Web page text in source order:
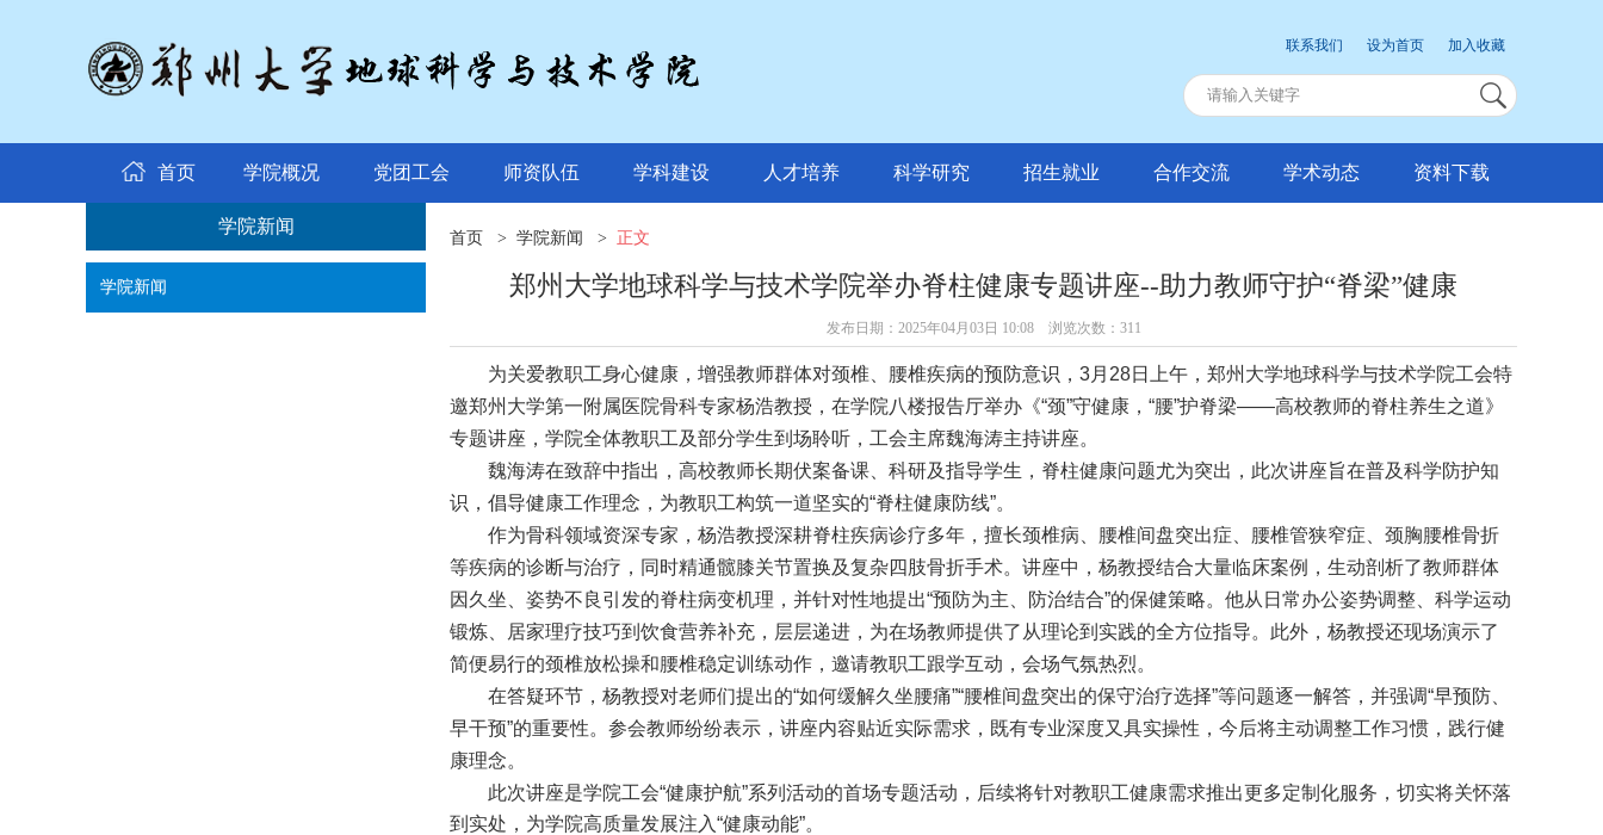
联系我们 设为首页 加入收藏
首页 学院概况 党团工会 师资队伍 学科建设 人才培养 科学研究 招生就业 合作交流 学术动态 资料下载
学院新闻
学院新闻
首页 > 学院新闻 > 正文
郑州大学地球科学与技术学院举办脊柱健康专题讲座--助力教师守护“脊梁”健康
发布日期：2025年04月03日 10:08 浏览次数： 311
为关爱教职工身心健康，增强教师群体对颈椎、腰椎疾病的预防意识， 3月 28日上午，郑州大学地球科学与技术学院工会特
邀郑州大学第一附属医院骨科专家杨浩教授，在学院八楼报告厅举办《“颈”守健康， “腰”护脊梁——高校教师的脊柱养生之道》
专题讲座，学院全体教职工及部分学生到场聆听，工会主席魏海涛主持讲座。
魏海涛在致辞中指出，高校教师长期伏案备课、科研及指导学生，脊柱健康问题尤为突出，此次讲座旨在普及科学防护知
识，倡导健康工作理念，为教职工构筑一道坚实的“脊柱健康防线”。
作为骨科领域资深专家，杨浩教授深耕脊柱疾病诊疗多年，擅长颈椎病、腰椎间盘突出症、腰椎管狭窄症、颈胸腰椎骨折
等疾病的诊断与治疗，同时精通髋膝关节置换及复杂四肢骨折手术。讲座中，杨教授结合大量临床案例，生动剖析了教师群体
因久坐、姿势不良引发的脊柱病变机理，并针对性地提出“预防为主、防治结合”的保健策略。他从日常办公姿势调整、科学运动
锻炼、居家理疗技巧到饮食营养补充，层层递进，为在场教师提供了从理论到实践的全方位指导。此外，杨教授还现场演示了
简便易行的颈椎放松操和腰椎稳定训练动作，邀请教职工跟学互动，会场气氛热烈。
在答疑环节，杨教授对老师们提出的“如何缓解久坐腰痛”“腰椎间盘突出的保守治疗选择”等问题逐一解答，并强调“早预防、
早干预”的重要性。参会教师纷纷表示，讲座内容贴近实际需求，既有专业深度又具实操性，今后将主动调整工作习惯，践行健
康理念。
此次讲座是学院工会“健康护航”系列活动的首场专题活动，后续将针对教职工健康需求推出更多定制化服务，切实将关怀落
到实处，为学院高质量发展注入“健康动能”。